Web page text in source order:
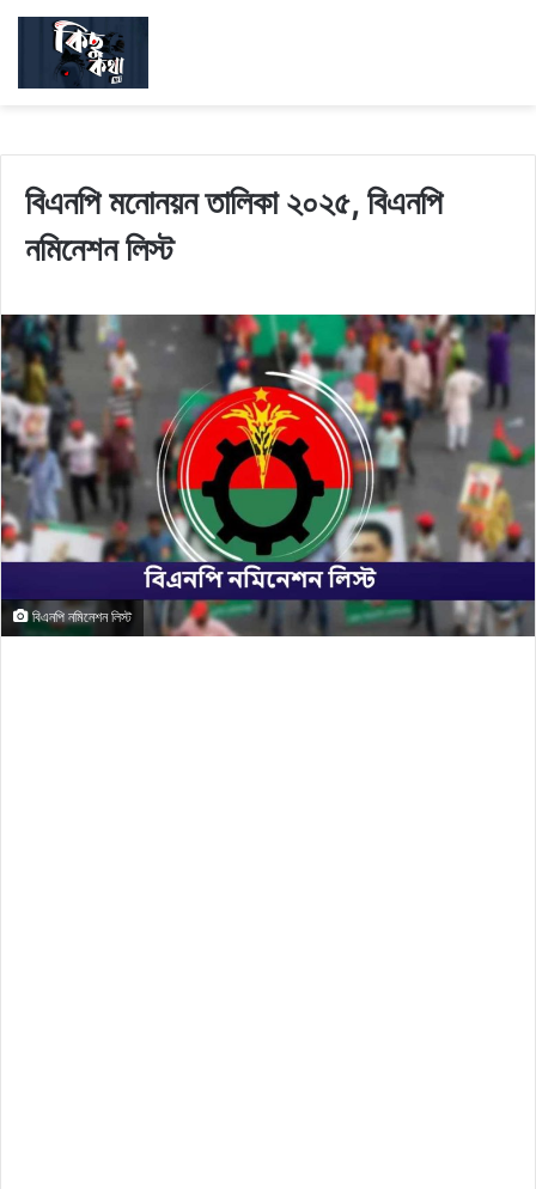
বিএনপি মনোনয়ন তালিকা ২০২৫, বিএনপি
নমিনেশন লিস্ট
বিএনপি নমিনেশন লিস্ট